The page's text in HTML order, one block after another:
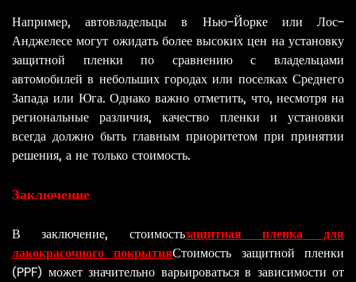
Например, автовладельцы в Нью-Йорке или Лос-
Анджелесе могут ожидать более высоких цен на установку
защитной пленки по сравнению с владельцами
автомобилей в небольших городах или поселках Среднего
Запада или Юга. Однако важно отметить, что, несмотря на
региональные различия, качество пленки и установки
всегда должно быть главным приоритетом при принятии
решения, а не только стоимость.
Заключение
В заключение, стоимостьзащитная пленка для
лакокрасочного покрытияСтоимость защитной пленки
(PPF) может значительно варьироваться в зависимости от